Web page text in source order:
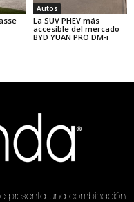
Autos
La SUV PHEV más
accesible del mercado
BYD YUAN PRO DM-i
presenta una combinación